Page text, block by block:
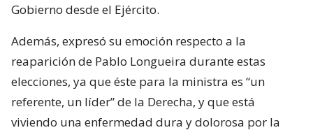
Gobierno desde el Ejército.
Además, expresó su emoción respecto a la
reaparición de Pablo Longueira durante estas
elecciones, ya que éste para la ministra es “un
referente, un líder” de la Derecha, y que está
viviendo una enfermedad dura y dolorosa por la